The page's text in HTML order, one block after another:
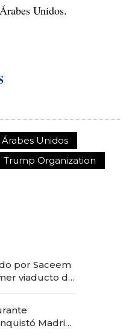
Unidos.
Unidos
Trump Organization
por Saceem
viaducto de
Madrid: